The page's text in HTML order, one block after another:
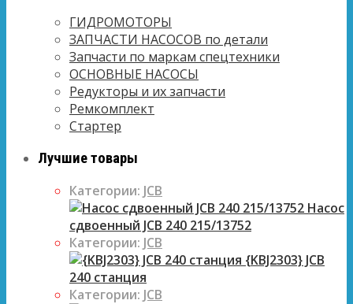
ГИДРОМОТОРЫ
ЗАПЧАСТИ НАСОСОВ по детали
Запчасти по маркам спецтехники
ОСНОВНЫЕ НАСОСЫ
Редукторы и их запчасти
Ремкомплект
Стартер
Лучшие товары
Категории: JCB
Насос
сдвоенный JCB 240 215/13752
Категории: JCB
{KBJ2303} JCB
240 станция
Категории: JCB